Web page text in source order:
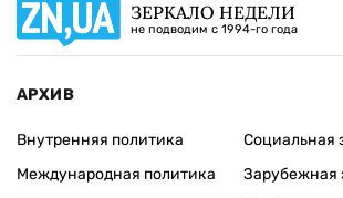
ЗЕРКАЛО НЕДЕЛИ
не подводим с 1994-го года
АРХИВ
Внутренняя политика
Международная политика
Социальная
Зарубежная